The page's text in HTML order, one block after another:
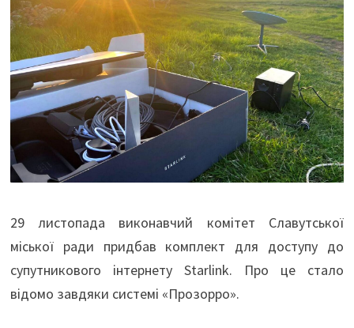
29 листопада виконавчий комітет Славутської
міської ради придбав комплект для доступу до
супутникового інтернету Starlink. Про це стало
відомо завдяки системі «Прозорро».